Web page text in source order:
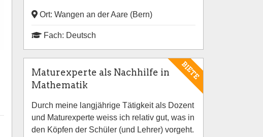
Ort: Wangen an der Aare (Bern)
Fach: Deutsch
BIETE
Maturexperte als Nachhilfe in
Mathematik
Durch meine langjährige Tätigkeit als Dozent
und Maturexperte weiss ich relativ gut, was in
den Köpfen der Schüler (und Lehrer) vorgeht.